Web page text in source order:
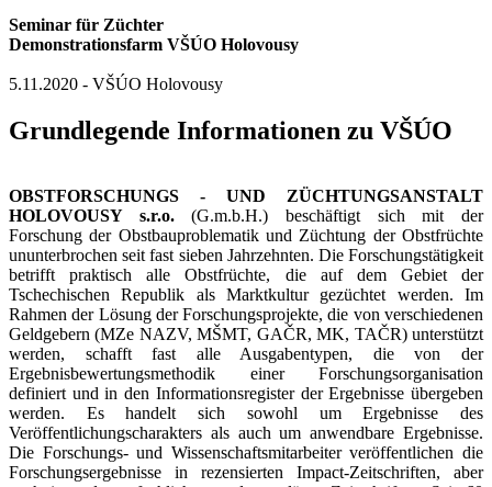
Seminar für Züchter
Demonstrationsfarm VŠÚO Holovousy
5.11.2020 - VŠÚO Holovousy
Grundlegende Informationen zu VŠÚO
OBSTFORSCHUNGS - UND ZÜCHTUNGSANSTALT
HOLOVOUSY s.r.o.(G.m.b.H.) beschäftigt sich mit der
Forschung der Obstbauproblematik und Züchtung der Obstfrüchte
ununterbrochen seit fast sieben Jahrzehnten. Die Forschungstätigkeit
betrifft praktisch alle Obstfrüchte, die auf dem Gebiet der
Tschechischen Republik als Marktkultur gezüchtet werden. Im
Rahmen der Lösung der Forschungsprojekte, die von verschiedenen
Geldgebern (MZe NAZV, MŠMT, GAČR, MK, TAČR) unterstützt
werden, schafft fast alle Ausgabentypen, die von der
Ergebnisbewertungsmethodik einer Forschungsorganisation
definiert und in den Informationsregister der Ergebnisse übergeben
werden. Es handelt sich sowohl um Ergebnisse des
Veröffentlichungscharakters als auch um anwendbare Ergebnisse.
Die Forschungs- und Wissenschaftsmitarbeiter veröffentlichen die
Forschungsergebnisse in rezensierten Impact-Zeitschriften, aber